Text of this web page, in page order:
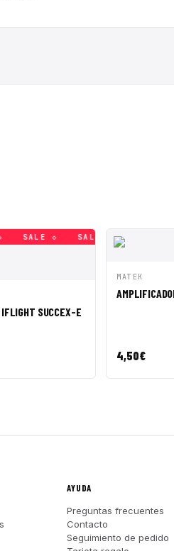
SALE ◇ SALE ◇ SALE ◇
IFLIGHT SUCCEX-E
VISTA
MATEK
4,50€
AYUDA
Preguntas frecuentes
Contacto
Seguimiento de pedido